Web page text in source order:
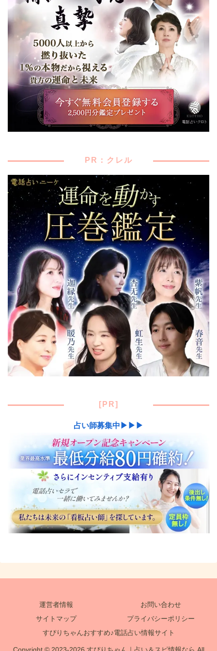
PR：クレル
[PR]
占い師募集中▶▶▶
運営者情報
お問い合わせ
サイトマップ
プライバシーポリシー
すぴりちゃんおすすめ♪電話占い情報サイト